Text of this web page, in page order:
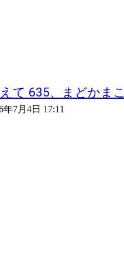
て 635、まどかまこ
年7月4日 17:11